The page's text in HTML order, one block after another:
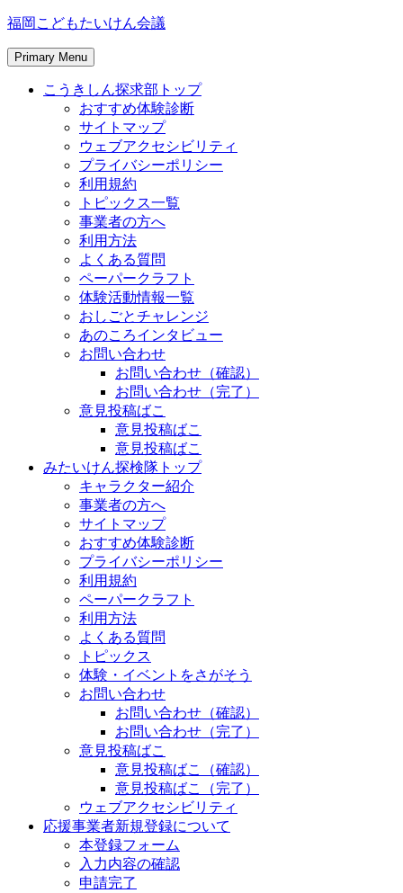
Skip
content
福岡こどもたいけん会議
Primary Menu
こうきしん探求部トップ
おすすめ体験診断
サイトマップ
ウェブアクセシビリティ
プライバシーポリシー
利用規約
トピックス一覧
事業者の方へ
利用方法
よくある質問
ペーパークラフト
体験活動情報一覧
おしごとチャレンジ
あのころインタビュー
お問い合わせ
お問い合わせ（確認）
お問い合わせ（完了）
意見投稿ばこ
意見投稿ばこ
意見投稿ばこ
みたいけん探検隊トップ
キャラクター紹介
事業者の方へ
サイトマップ
おすすめ体験診断
プライバシーポリシー
利用規約
ペーパークラフト
利用方法
よくある質問
トピックス
体験・イベントをさがそう
お問い合わせ
お問い合わせ（確認）
お問い合わせ（完了）
意見投稿ばこ
意見投稿ばこ（確認）
意見投稿ばこ（完了）
ウェブアクセシビリティ
応援事業者新規登録について
本登録フォーム
入力内容の確認
申請完了